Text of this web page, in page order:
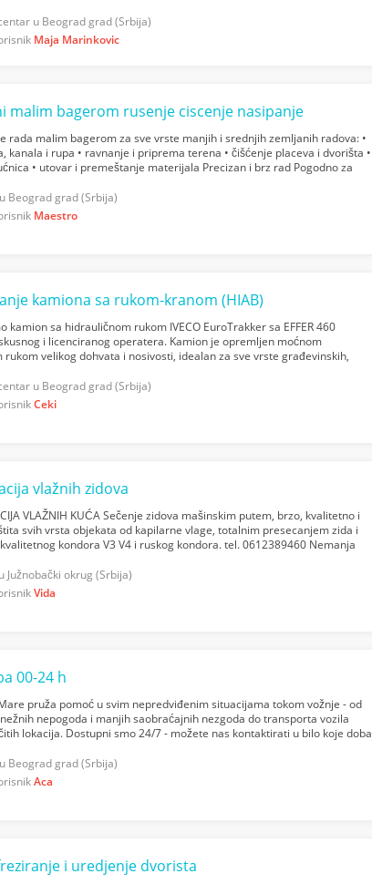
u Beograd grad (Srbija)
Maja Marinkovic
malim bagerom rusenje ciscenje nasipanje
rada malim bagerom za sve vrste manjih i srednjih zemljanih radova: •
kanala i rupa • ravnanje i priprema terena • čišćenje placeva i dvorišta •
• utovar i premeštanje materijala Precizan i brz rad Pogodno za
Beograd grad (Srbija)
Maestro
kamiona sa rukom-kranom (HIAB)
kamion sa hidrauličnom rukom IVECO EuroTrakker sa EFFER 460
i licenciranog operatera. Kamion je opremljen moćnom
rukom velikog dohvata i nosivosti, idealan za sve vrste građevinskih,
u Beograd grad (Srbija)
Ceki
vlažnih zidova
VLAŽNIH KUĆA Sečenje zidova mašinskim putem, brzo, kvalitetno i
svih vrsta objekata od kapilarne vlage, totalnim presecanjem zida i
kondora V3 V4 i ruskog kondora. tel. 0612389460 Nemanja
Južnobački okrug (Srbija)
Vida
00-24 h
pruža pomoć u svim nepredviđenim situacijama tokom vožnje - od
nepogoda i manjih saobraćajnih nezgoda do transporta vozila
lokacija. Dostupni smo 24/7 - možete nas kontaktirati u bilo koje doba
Beograd grad (Srbija)
Aca
i uredjenje dvorista